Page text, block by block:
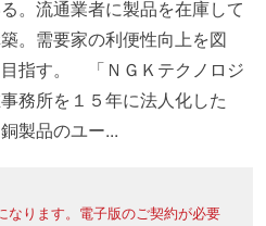
。流通業者に製品を在庫して
。需要家の利便性向上を図
指す。 「ＮＧＫテクノロジ
務所を１５年に法人化した
製品のユー...
なります。電子版のご契約が必要